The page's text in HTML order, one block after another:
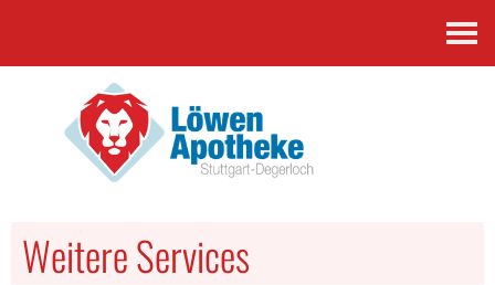
Weitere Services